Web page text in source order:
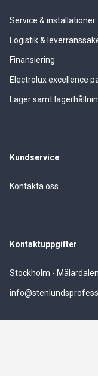
Service & installationer
Logistik &
Finansiering
Electrolux excellence
Lager samt
Kundservice
Kontakta oss
Kontaktuppgifter
Stockholm -